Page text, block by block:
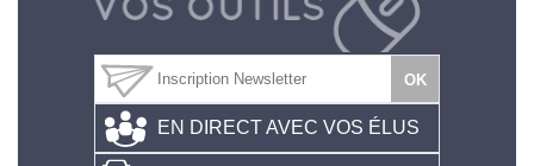
EN DIRECT AVEC VOS ÉLUS